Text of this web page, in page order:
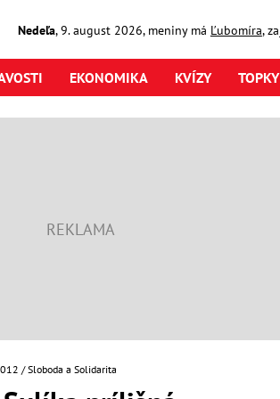
Nedeľa,9. august2026, meniny má Ľubomíra,
EKONOMIKA KVÍZY
Sloboda a Solidarita